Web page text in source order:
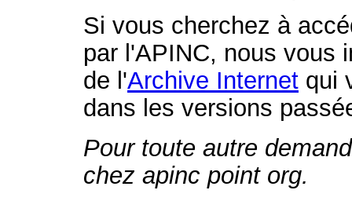
Si vous cherchez à
par l'APINC, nous vous
de l'Archive Internet qui
dans les versions
Pour toute autre
chez apinc point org.